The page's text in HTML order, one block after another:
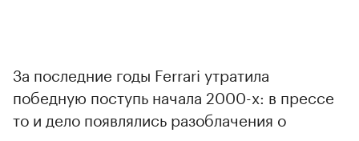
За последние годы Ferrari утратила
победную поступь начала 2000-х: в прессе
то и дело появлялись разоблачения о